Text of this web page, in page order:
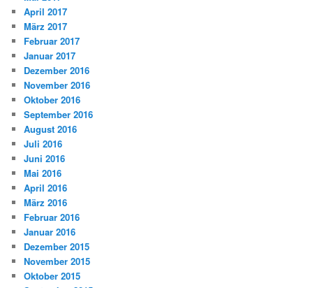
April 2017
März 2017
Februar 2017
Januar 2017
Dezember 2016
November 2016
Oktober 2016
September 2016
August 2016
Juli 2016
Juni 2016
Mai 2016
April 2016
März 2016
Februar 2016
Januar 2016
Dezember 2015
November 2015
Oktober 2015